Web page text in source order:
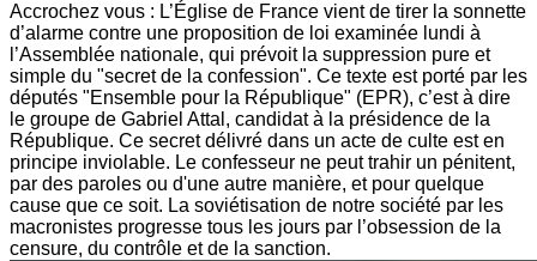
Accrochez vous : L’Église de France vient de tirer la sonnette
d’alarme contre une proposition de loi examinée lundi à
l’Assemblée nationale, qui prévoit la suppression pure et
simple du "secret de la confession". Ce texte est porté par les
députés "Ensemble pour la République" (EPR), c’est à dire
le groupe de Gabriel Attal, candidat à la présidence de la
République. Ce secret délivré dans un acte de culte est en
principe inviolable. Le confesseur ne peut trahir un pénitent,
par des paroles ou d'une autre manière, et pour quelque
cause que ce soit. La soviétisation de notre société par les
macronistes progresse tous les jours par l’obsession de la
censure, du contrôle et de la sanction.